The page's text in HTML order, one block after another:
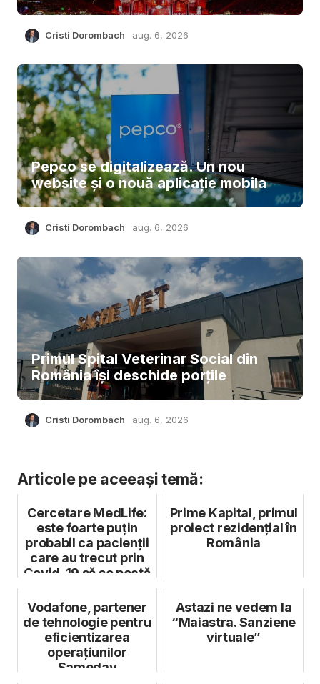
Cristi Dorombach aug. 6, 2026
Pepco se digitalizează. Un nou
website și o nouă aplicație mobila
Cristi Dorombach aug. 6, 2026
Primul Spital Veterinar Social din
România își deschide porțile
Cristi Dorombach aug. 6, 2026
Articole pe aceeași temă:
Cercetare MedLife:
este foarte puțin
probabil ca pacienții
care au trecut prin
Covid-19 să se poată
Prime Kapital, primul
proiect rezidențial în
România
Vodafone, partener
de tehnologie pentru
eficientizarea
operațiunilor
Sameday
Astazi ne vedem la
“Maiastra. Sanziene
virtuale”